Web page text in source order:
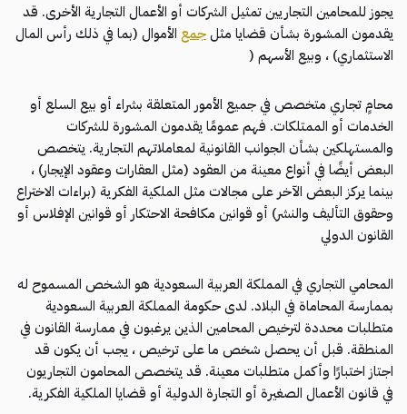
يجوز للمحامين التجاريين تمثيل الشركات أو الأعمال التجارية الأخرى. قد
يقدمون المشورة بشأن قضايا مثلجمع الأموال (بما في ذلك رأس المال
الاستثماري) ، وبيع الأسهم (
محامٍ تجاري متخصص في جميع الأمور المتعلقة بشراء أو بيع السلع أو
الخدمات أو الممتلكات. فهم عمومًا يقدمون المشورة للشركات
والمستهلكين بشأن الجوانب القانونية لمعاملاتهم التجارية. يتخصص
البعض أيضًا في أنواع معينة من العقود (مثل العقارات وعقود الإيجار) ،
بينما يركز البعض الآخر على مجالات مثل الملكية الفكرية (براءات الاختراع
وحقوق التأليف والنشر) أو قوانين مكافحة الاحتكار أو قوانين الإفلاس أو
القانون الدولي
المحامي التجاري في المملكة العربية السعودية هو الشخص المسموح له
بممارسة المحاماة في البلاد. لدى حكومة المملكة العربية السعودية
متطلبات محددة لترخيص المحامين الذين يرغبون في ممارسة القانون في
المنطقة. قبل أن يحصل شخص ما على ترخيص ، يجب أن يكون قد
اجتاز اختبارًا وأكمل متطلبات معينة. قد يتخصص المحامون التجاريون
في قانون الأعمال الصغيرة أو التجارة الدولية أو قضايا الملكية الفكرية.